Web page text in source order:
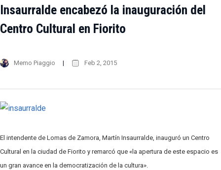
Insaurralde encabezó la inauguración del
Centro Cultural en Fiorito
Memo Piaggio Feb 2, 2015
El intendente de Lomas de Zamora, Martín Insaurralde, inauguró un Centro
Cultural en la ciudad de Fiorito y remarcó que «la apertura de este espacio es
un gran avance en la democratización de la cultura».